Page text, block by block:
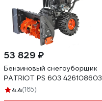
53 829 ₽
Бензиновый снегоуборщик
PATRIOT PS 603 426108603
4.4(165)